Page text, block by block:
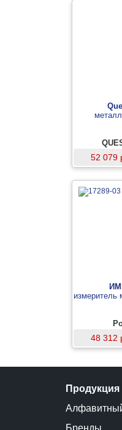
52 079
измеритель
48 312
Продукция
Бренды